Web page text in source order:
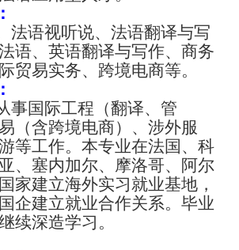
法语视听说、法语翻译与写
语、英语翻译与写作、商务
贸易实务、跨境电商等。
事国际工程（翻译、管
（含跨境电商）、涉外服
等工作。本专业在法国、科
、塞内加尔、摩洛哥、阿尔
家建立海外实习就业基地，
企建立就业合作关系。毕业
续深造学习。